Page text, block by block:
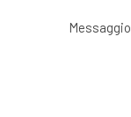
Messaggio